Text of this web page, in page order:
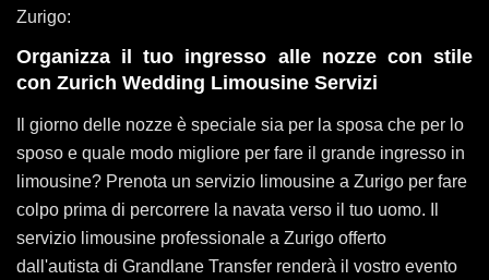
Zurigo:
Organizza il tuo ingresso alle nozze con stile
con Zurich Wedding Limousine Servizi
Il giorno delle nozze è speciale sia per la sposa che per lo
sposo e quale modo migliore per fare il grande ingresso in
limousine? Prenota un servizio limousine a Zurigo per fare
colpo prima di percorrere la navata verso il tuo uomo. Il
servizio limousine professionale a Zurigo offerto
dall'autista di Grandlane Transfer renderà il vostro evento